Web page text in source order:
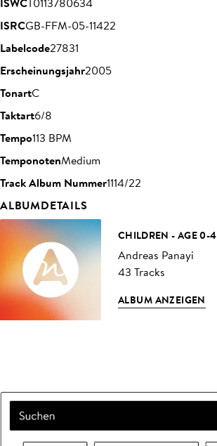
ISRCGB-FFM-05-11422
Labelcode27831
Erscheinungsjahr2005
TonartC
Taktart6/8
Tempo113 BPM
TemponotenMedium
Track Album Nummer1114/22
ALBUMDETAILS
CHILDREN - AGE 0-4
Andreas Panayi
43 Tracks
ALBUM ANZEIGEN